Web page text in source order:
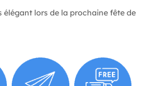
élégant lors de la prochaine fête de